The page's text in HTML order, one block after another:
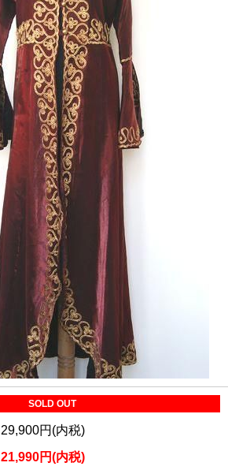
SOLD OUT
29,900円(内税)
21,990円(内税)